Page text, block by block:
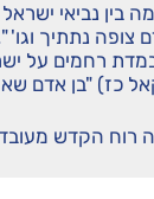
נביאי ישראל
נתתיך
רחמים על
כז) "בן אדם
הקדש